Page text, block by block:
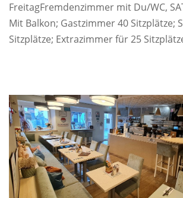
FreitagFremdenzimmer mit Du/WC,
Mit Balkon; Gastzimmer 40 Sitzplätze;
Sitzplätze; Extrazimmer für 25